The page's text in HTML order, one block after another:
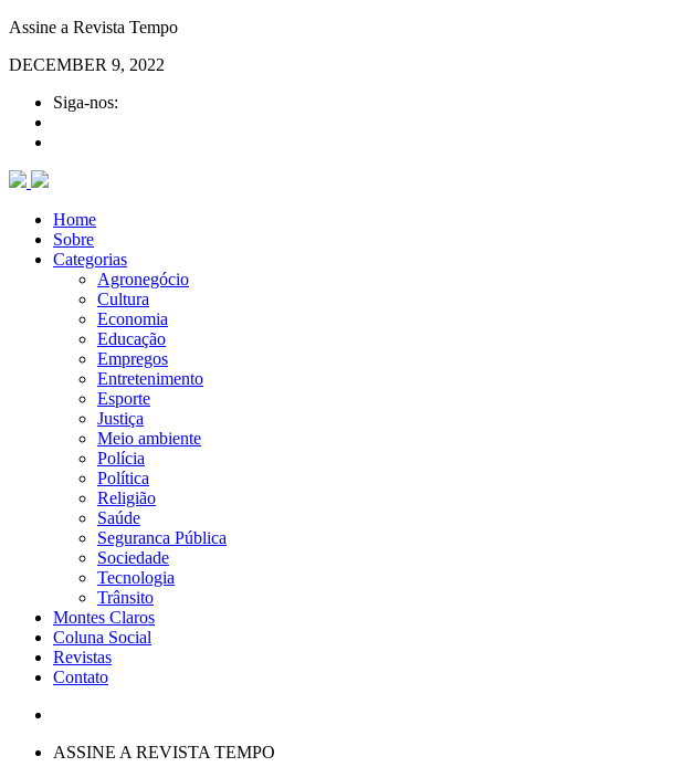
Assine a Revista Tempo
DECEMBER 9, 2022
Siga-nos:
Home
Sobre
Categorias
Agronegócio
Cultura
Economia
Educação
Empregos
Entretenimento
Esporte
Justiça
Meio ambiente
Polícia
Política
Religião
Saúde
Seguranca Pública
Sociedade
Tecnologia
Trânsito
Montes Claros
Coluna Social
Revistas
Contato
ASSINE A REVISTA TEMPO